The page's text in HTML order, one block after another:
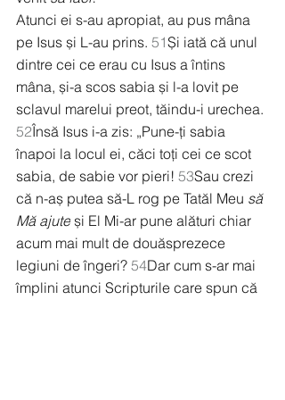
Atunci ei s-au apropiat, au pus mâna
pe Isus și L-au prins. 51Și iată că unul
dintre cei ce erau cu Isus a întins
mâna, și-a scos sabia și l-a lovit pe
sclavul marelui preot, tăindu-i urechea.
52Însă Isus i-a zis: „Pune-ți sabia
înapoi la locul ei, căci toți cei ce scot
sabia, de sabie vor pieri! 53Sau crezi
că n-aș putea să-L rog pe Tatăl Meu să
Mă ajute și El Mi-ar pune alături chiar
acum mai mult de douăsprezece
legiuni de îngeri? 54Dar cum s-ar mai
împlini atunci Scripturile care spun că